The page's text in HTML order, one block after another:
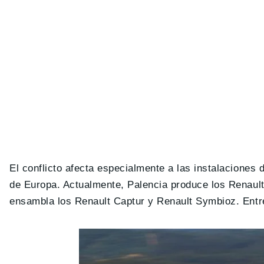
El conflicto afecta especialmente a las instalaciones
de Europa. Actualmente, Palencia produce los
ensambla los Renault Captur y Renault Symbioz.